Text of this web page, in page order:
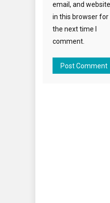
email, and website
in this browser for
the next time I
comment.